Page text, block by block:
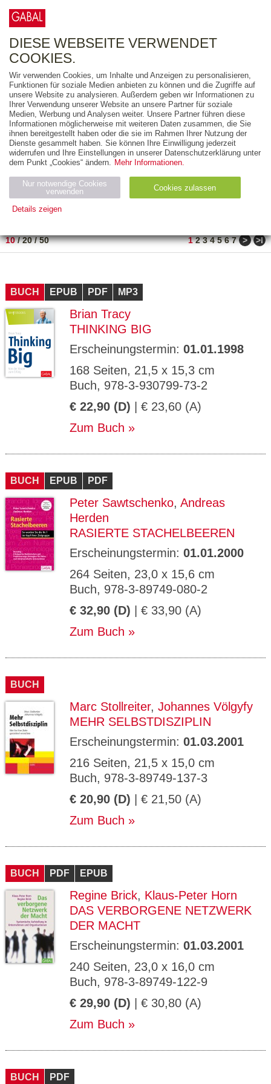
FREITEXT
AUSGABEART
AUS DER REIHE
ZUM THEMA
Neuerscheinung
Bestseller
PREIS
10/20/50 1 2 3 4 5 6 7 > >ǀ
BUCH EPUB PDF MP3
Brian Tracy
THINKING BIG
Erscheinungstermin: 01.01.1998
168 Seiten, 21,5 x 15,3 cm
Buch, 978-3-930799-73-2
€ 22,90 (D) | € 23,60 (A)
Zum Buch
BUCH EPUB PDF
Peter Sawtschenko, Andreas
Herden
RASIERTE STACHELBEEREN
Erscheinungstermin: 01.01.2000
264 Seiten, 23,0 x 15,6 cm
Buch, 978-3-89749-080-2
€ 32,90 (D) | € 33,90 (A)
Zum Buch
BUCH
Marc Stollreiter, Johannes Völgyfy
MEHR SELBSTDISZIPLIN
Erscheinungstermin: 01.03.2001
216 Seiten, 21,5 x 15,0 cm
Buch, 978-3-89749-137-3
€ 20,90 (D) | € 21,50 (A)
Zum Buch
BUCH PDF EPUB
Regine Brick, Klaus-Peter Horn
DAS VERBORGENE NETZWERK
DER MACHT
Erscheinungstermin: 01.03.2001
240 Seiten, 23,0 x 16,0 cm
Buch, 978-3-89749-122-9
€ 29,90 (D) | € 30,80 (A)
Zum Buch
BUCH PDF
DIESE WEBSEITE VERWENDET
COOKIES.
Wir verwenden Cookies, um Inhalte und Anzeigen zu personalisieren,
Funktionen für soziale Medien anbieten zu können und die Zugriffe auf
unsere Website zu analysieren. Außerdem geben wir Informationen zu
Ihrer Verwendung unserer Website an unsere Partner für soziale
Medien, Werbung und Analysen weiter. Unsere Partner führen diese
Informationen möglicherweise mit weiteren Daten zusammen, die Sie
ihnen bereitgestellt haben oder die sie im Rahmen Ihrer Nutzung der
Dienste gesammelt haben. Sie können Ihre Einwilligung jederzeit
widerrufen und Ihre Einstellungen in unserer Datenschutzerklärung unter
dem Punkt „Cookies“ ändern. Mehr Informationen.
Nur notwendige Cookies
verwenden
Cookies zulassen
Details zeigen
Name Zweck
Ty
ESSION
_ID
verlag.
de
Session verwendet
GV_CO
OKIES
gabal-
verlag.
Speichert den Zustimmungsstatus des
Benutzers für Cookies auf der aktuellen
Domäne.